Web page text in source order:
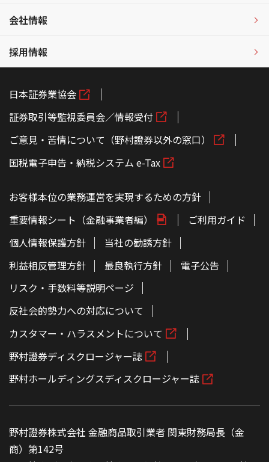
会社情報
採用情報
日本証券業協会
証券取引等監視委員会／情報受付
ご意見・苦情について（野村證券以外の窓口）
国税電子申告・納税システム e-Tax
お客様本位の業務運営を実現するための方針
重要情報シート（金融事業者編）
ご利用ガイド
個人情報保護方針
当社の勧誘方針
利益相反管理方針
最良執行方針
電子公告
リスク・手数料等説明ページ
反社会的勢力への対応について
カスタマー・ハラスメントについて
野村證券ディスクロージャー誌
野村ホールディングスディスクロージャー誌
野村證券株式会社 金融商品取引業者 関東財務局長（金
商）第142号